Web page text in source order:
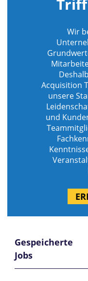
Triff
Wir
Acquisition
unsere
und
Gespeicherte
Jobs